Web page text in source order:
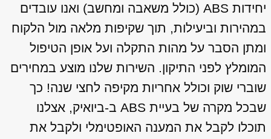
יחידות ABS (כולל משאבה ומחשב) ואנו עובדים
במהירות וביעילות, תוך שקיפות מלאה מול הלקוח
ומתן הסבר על מהות התקלה ועל אופן הטיפול
המומלץ לפני התיקון. השירות שלנו מוצע במחירים
שוברי שוק וכולל אחריות מקיפה לחצי שנה! כך
שבכל מקרה של בעיית ABS ב-ביואיק, אצלנו
תוכלו לקבל את המענה האופטימלי ולקבל את